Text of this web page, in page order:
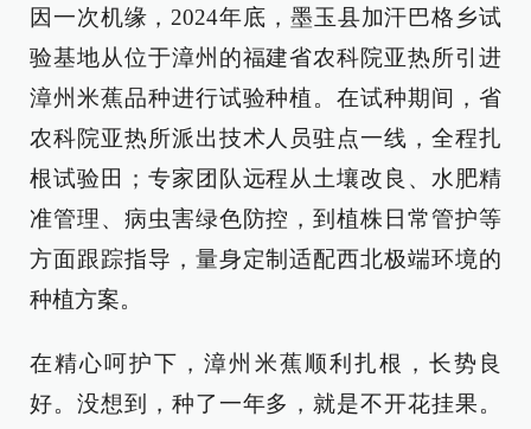
因一次机缘，2024年底，墨玉县加汗巴格乡试
验基地从位于漳州的福建省农科院亚热所引进
漳州米蕉品种进行试验种植。在试种期间，省
农科院亚热所派出技术人员驻点一线，全程扎
根试验田；专家团队远程从土壤改良、水肥精
准管理、病虫害绿色防控，到植株日常管护等
方面跟踪指导，量身定制适配西北极端环境的
种植方案。
在精心呵护下，漳州米蕉顺利扎根，长势良
好。没想到，种了一年多，就是不开花挂果。